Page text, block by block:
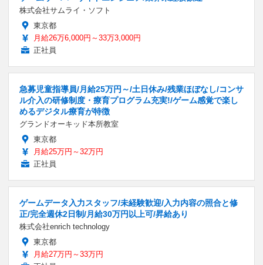
株式会社サムライ・ソフト
東京都
月給26万6,000円～33万3,000円
正社員
急募児童指導員/月給25万円～/土日休み/残業ほぼなし/コンサ
ル介入の研修制度・療育プログラム充実!/ゲーム感覚で楽し
めるデジタル療育が特徴
グランドオーキッド本所教室
東京都
月給25万円～32万円
正社員
ゲームデータ入力スタッフ/未経験歓迎/入力内容の照合と修
正/完全週休2日制/月給30万円以上可/昇給あり
株式会社enrich technology
東京都
月給27万円～33万円